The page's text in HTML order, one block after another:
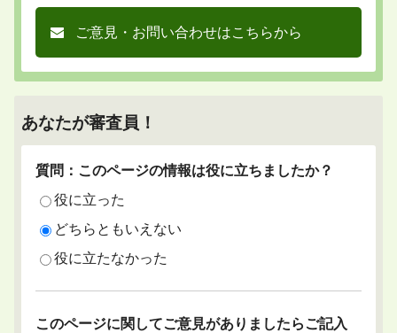
ご意見・お問い合わせはこちらから
あなたが審査員！
質問：このページの情報は役に立ちましたか？
役に立った
どちらともいえない
役に立たなかった
このページに関してご意見がありましたらご記入